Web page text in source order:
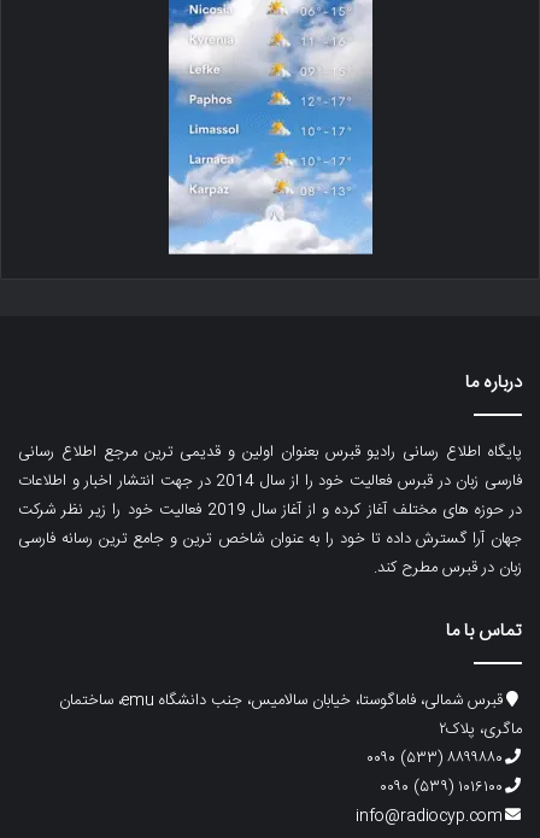
درباره ما
پایگاه اطلاع رسانی رادیو قبرس بعنوان اولین و قدیمی ترین مرجع اطلاع رسانی
فارسی زبان در قبرس فعالیت خود را از سال 2014 در جهت انتشار اخبار و اطلاعات
در حوزه های مختلف آغاز کرده و از آغاز سال 2019 فعالیت خود را زیر نظر شرکت
جهان آرا گسترش داده تا خود را به عنوان شاخص ترین و جامع ترین رسانه فارسی
زبان در قبرس مطرح کند.
تماس با ما
قبرس شمالی، فاماگوستا، خیابان سالامیس، جنب دانشگاه emu، ساختمان
ماگری، پلاک۲
۸۸۹۹۸۸۰ (۵۳۳) ۰۰۹۰
۱۰۱۶۱۰۰ (۵۳۹) ۰۰۹۰
info@radiocyp.com